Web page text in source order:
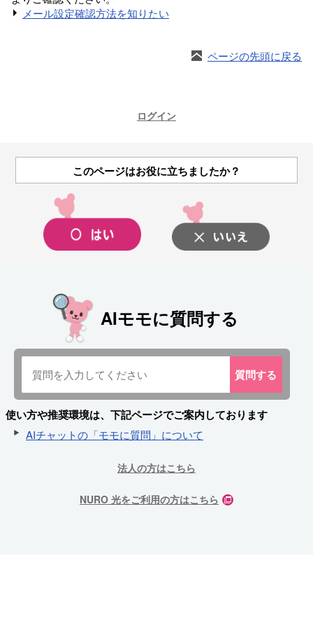
メール設定確認方法を知りたい
ページの先頭に戻る
ログイン
このページはお役に立ちましたか？
AIモモに質問する
質問する
使い方や推奨環境は、下記ページでご案内しております
AIチャットの「モモに質問」について
法人の方はこちら
NURO 光をご利用の方はこちら